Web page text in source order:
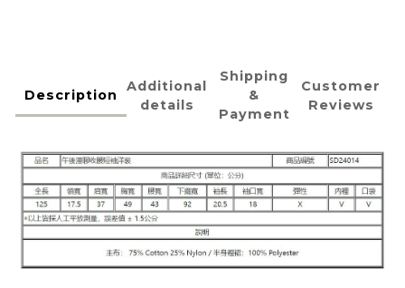
Description
Additional
details
Shipping
&
Payment
Customer
Reviews